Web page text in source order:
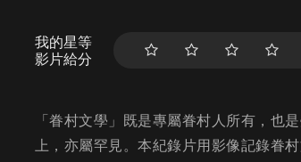
我的星等
影片給分
「眷村文學」既是專屬眷村人所有，也
上，亦屬罕見。本紀錄片用影像記錄眷